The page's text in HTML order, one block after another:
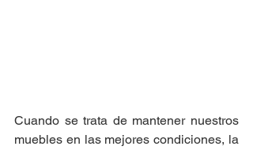
Cuando se trata de mantener nuestros
muebles en las mejores condiciones, la